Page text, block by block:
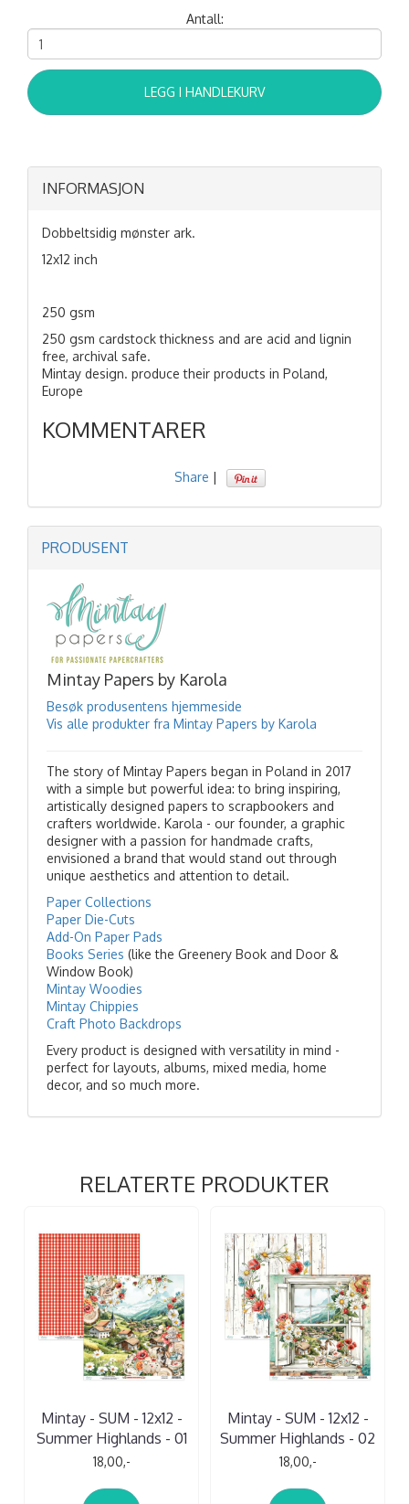
Antall:
LEGG I HANDLEKURV
INFORMASJON
Dobbeltsidig mønster ark.
12x12 inch
250 gsm
250 gsm cardstock thickness and are acid and lignin
free, archival safe.
Mintay design. produce their products in Poland,
Europe
KOMMENTARER
Share |
PRODUSENT
Mintay Papers by Karola
Besøk produsentens hjemmeside
Vis alle produkter fra Mintay Papers by Karola
The story of Mintay Papers began in Poland in 2017
with a simple but powerful idea: to bring inspiring,
artistically designed papers to scrapbookers and
crafters worldwide. Karola - our founder, a graphic
designer with a passion for handmade crafts,
envisioned a brand that would stand out through
unique aesthetics and attention to detail.
Paper Collections
Paper Die-Cuts
Add-On Paper Pads
Books Series (like the Greenery Book and Door &
Window Book)
Mintay Woodies
Mintay Chippies
Craft Photo Backdrops
Every product is designed with versatility in mind -
perfect for layouts, albums, mixed media, home
decor, and so much more.
RELATERTE PRODUKTER
Mintay - SUM - 12x12 -
Summer Highlands - 01
18,00,-
Mintay - SUM - 12x12 -
Summer Highlands - 02
18,00,-